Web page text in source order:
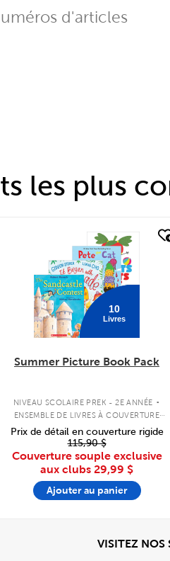
d'articles
les plus
10
Livres
Summer Picture Book Pack
NIVEAU SCOLAIRE PREK - 2E ANNÉE .
ENSEMBLE DE LIVRES À COUVERTURE
Prix de détail en couverture rigide
115,90 $
Couverture souple exclusive
aux clubs 29,99 $
Ajouter au panier
VISITEZ NOS